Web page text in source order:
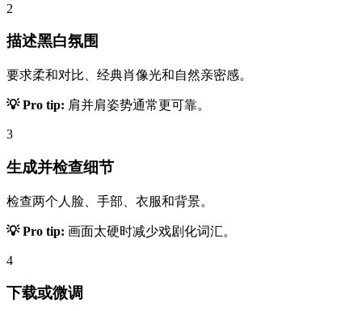
2
描述黑白氛围
要求柔和对比、经典肖像光和自然亲密感。
💡 Pro tip: 肩并肩姿势通常更可靠。
3
生成并检查细节
检查两个人脸、手部、衣服和背景。
💡 Pro tip: 画面太硬时减少戏剧化词汇。
4
下载或微调